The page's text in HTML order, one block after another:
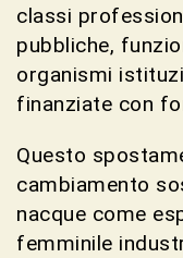
classi
pubbliche,
organismi
finanziate con
Questo
cambiamento
nacque come
femminile